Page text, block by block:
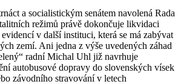
a socialistickým senátem navolená Rada
režimů právě dokončuje likvidaci
v další instituci, která se má zabývat
zemí. Ani jedna z výše uvedených záhad
radní Michal Uhl již navrhuje
autobusové dopravy do slovenských vísek
závodního stravování v letech